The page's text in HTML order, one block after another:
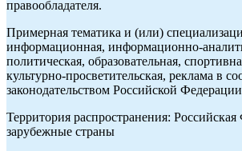
правообладателя.
Примерная тематика и (или)
информационная, информационно-
политическая, образовательная,
культурно-просветительская, реклама в
законодательством Российской
Территория распространения:
зарубежные страны